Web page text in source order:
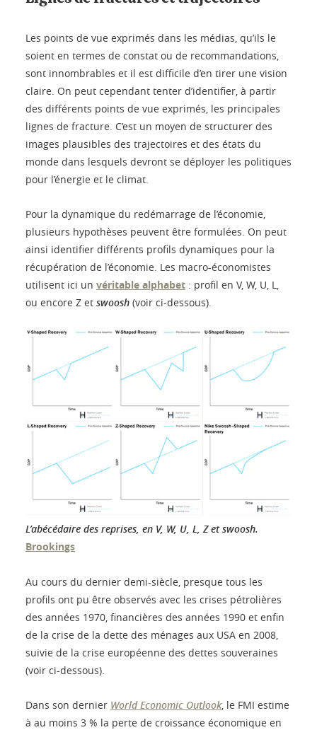
Les points de vue exprimés dans les médias, qu’ils le
soient en termes de constat ou de recommandations,
sont innombrables et il est difficile d’en tirer une vision
claire. On peut cependant tenter d’identifier, à partir
des différents points de vue exprimés, les principales
lignes de fracture. C’est un moyen de structurer des
images plausibles des trajectoires et des états du
monde dans lesquels devront se déployer les politiques
pour l’énergie et le climat.
Pour la dynamique du redémarrage de l’économie,
plusieurs hypothèses peuvent être formulées. On peut
ainsi identifier différents profils dynamiques pour la
récupération de l’économie. Les macro-économistes
utilisent ici un véritable alphabet : profil en V, W, U, L,
ou encore Z et swoosh (voir ci-dessous).
L’abécédaire des reprises, en V, W, U, L, Z et swoosh.
Brookings
Au cours du dernier demi-siècle, presque tous les
profils ont pu être observés avec les crises pétrolières
des années 1970, financières des années 1990 et enfin
de la crise de la dette des ménages aux USA en 2008,
suivie de la crise européenne des dettes souveraines
(voir ci-dessous).
Dans son dernier World Economic Outlook, le FMI estime
à au moins 3 % la perte de croissance économique en